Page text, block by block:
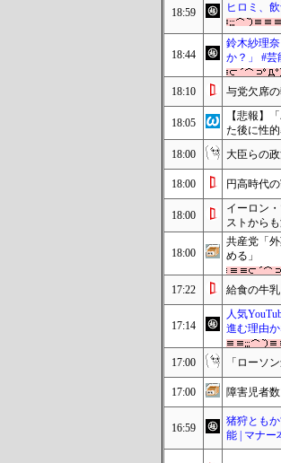
18:59 ヒロミ、
18:44
鈴木紗理
か？」 #芸
18:10 与党欠席
18:05
【悲報】
た後に性
18:00 大臣らの
18:00 円高時代
18:00
イーロン
ストからも
18:00
共産党「
める」
17:22 給食の牛
17:14
人気
進む理由
17:00 「ローソ
17:00 障害児者
16:59
猪狩とも
能 | マナー